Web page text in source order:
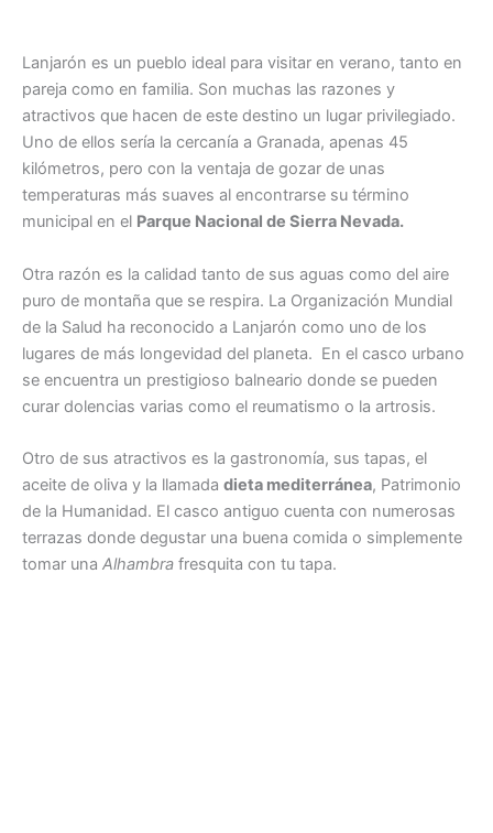
Lanjarón es un pueblo ideal para visitar en verano, tanto en
pareja como en familia. Son muchas las razones y
atractivos que hacen de este destino un lugar privilegiado.
Uno de ellos sería la cercanía a Granada, apenas 45
kilómetros, pero con la ventaja de gozar de unas
temperaturas más suaves al encontrarse su término
municipal en el Parque Nacional de Sierra Nevada.
Otra razón es la calidad tanto de sus aguas como del aire
puro de montaña que se respira. La Organización Mundial
de la Salud ha reconocido a Lanjarón como uno de los
lugares de más longevidad del planeta. En el casco urbano
se encuentra un prestigioso balneario donde se pueden
curar dolencias varias como el reumatismo o la artrosis.
Otro de sus atractivos es la gastronomía, sus tapas, el
aceite de oliva y la llamada dieta mediterránea, Patrimonio
de la Humanidad. El casco antiguo cuenta con numerosas
terrazas donde degustar una buena comida o simplemente
tomar una Alhambra fresquita con tu tapa.